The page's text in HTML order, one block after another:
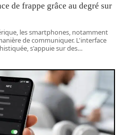
de frappe grâce au degré sur
les smartphones, notamment
de communiquer. L'interface
s'appuie sur des…